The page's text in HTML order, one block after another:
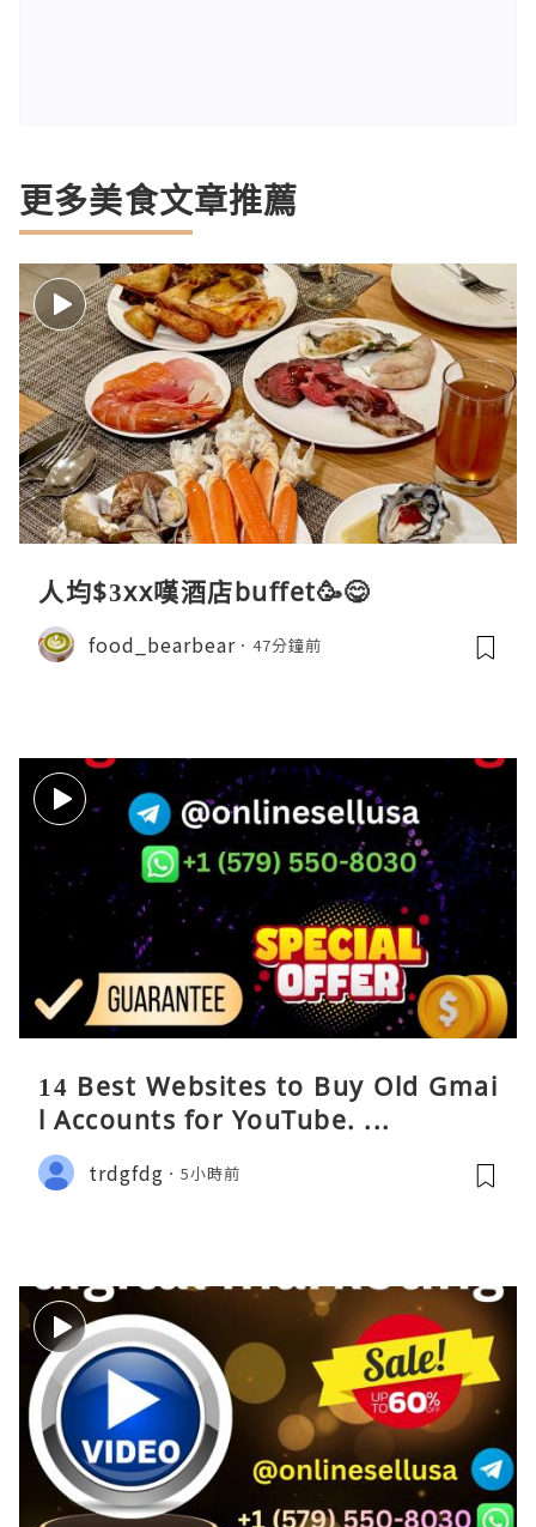
更多美食文章推薦
人均$3xx嘆酒店buffet🥳😋
food_bearbear 47分鐘前
14 Best Websites to Buy Old Gmai
l Accounts for YouTube. ...
trdgfdg 5小時前